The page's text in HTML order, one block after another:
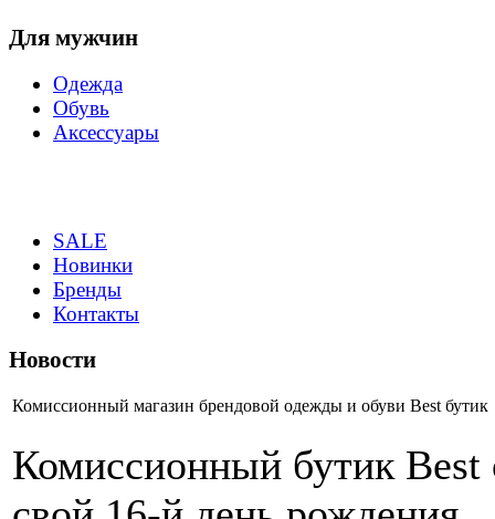
Для мужчин
Одежда
Обувь
Аксессуары
SALE
Новинки
Бренды
Контакты
Новости
Комиссионный магазин брендовой одежды и обуви Best бутик
Комиссионный бутик Best